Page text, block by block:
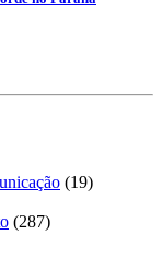
(19)
(287)